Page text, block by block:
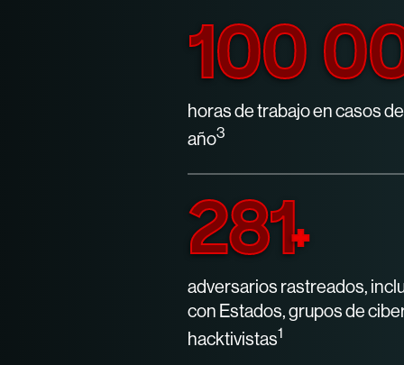
100
horas de trabajo en casos
año3
281+
adversarios rastreados,
con Estados, grupos de
hacktivistas1